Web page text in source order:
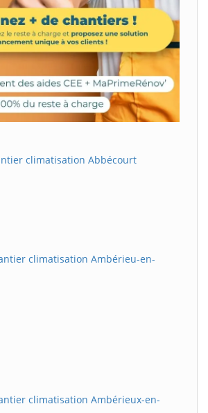
climatisation Abbécourt
climatisation Ambérieu-en-
climatisation Ambérieux-en-